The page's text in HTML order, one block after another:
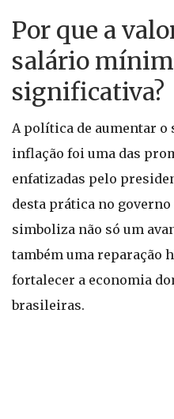
Por que a
salário
significativa?
A política de aumentar
inflação foi uma das
enfatizadas pelo
desta prática no
simboliza não só um
também uma reparação
fortalecer a economia
brasileiras.